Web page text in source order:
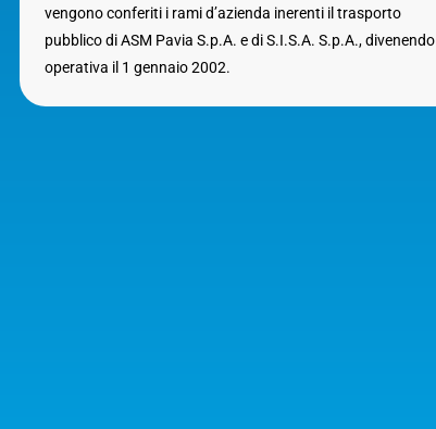
vengono conferiti i rami d’azienda inerenti il trasporto
pubblico di ASM Pavia S.p.A. e di S.I.S.A. S.p.A., divenendo
operativa il 1 gennaio 2002.